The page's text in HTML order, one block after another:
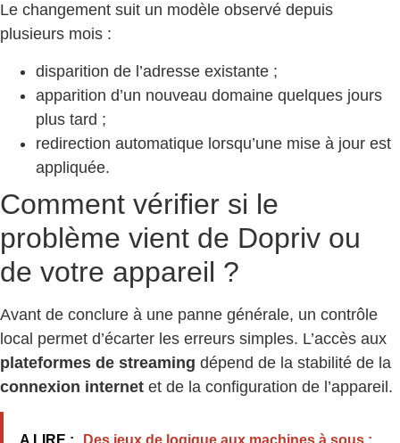
Le changement suit un modèle observé depuis
plusieurs mois :
disparition de l’adresse existante ;
apparition d’un nouveau domaine quelques jours
plus tard ;
redirection automatique lorsqu’une mise à jour est
appliquée.
Comment vérifier si le
problème vient de Dopriv ou
de votre appareil ?
Avant de conclure à une panne générale, un contrôle
local permet d’écarter les erreurs simples. L’accès aux
plateformes de streaming dépend de la stabilité de la
connexion internet et de la configuration de l’appareil.